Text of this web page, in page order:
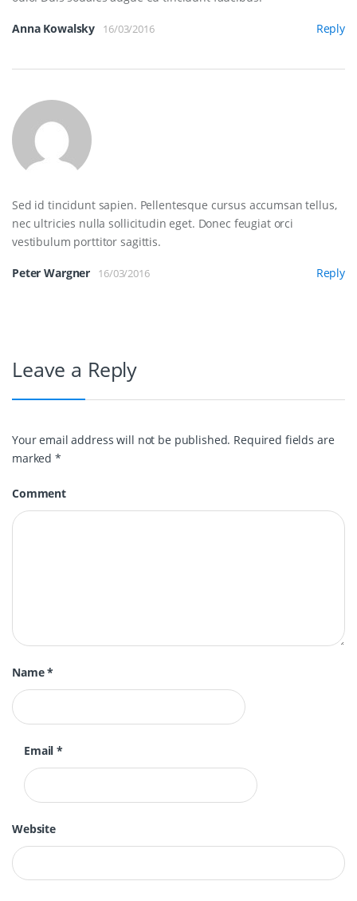
Anna Kowalsky 16/03/2016 Reply
Sed id tincidunt sapien. Pellentesque cursus accumsan tellus,
nec ultricies nulla sollicitudin eget. Donec feugiat orci
vestibulum porttitor sagittis.
Peter Wargner 16/03/2016 Reply
Leave a Reply
Your email address will not be published. Required fields are
marked*
Comment
Name*
Email*
Website